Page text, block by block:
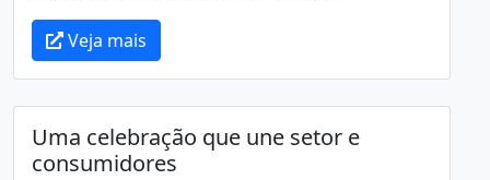
Veja mais
Uma celebração que une setor e
consumidores